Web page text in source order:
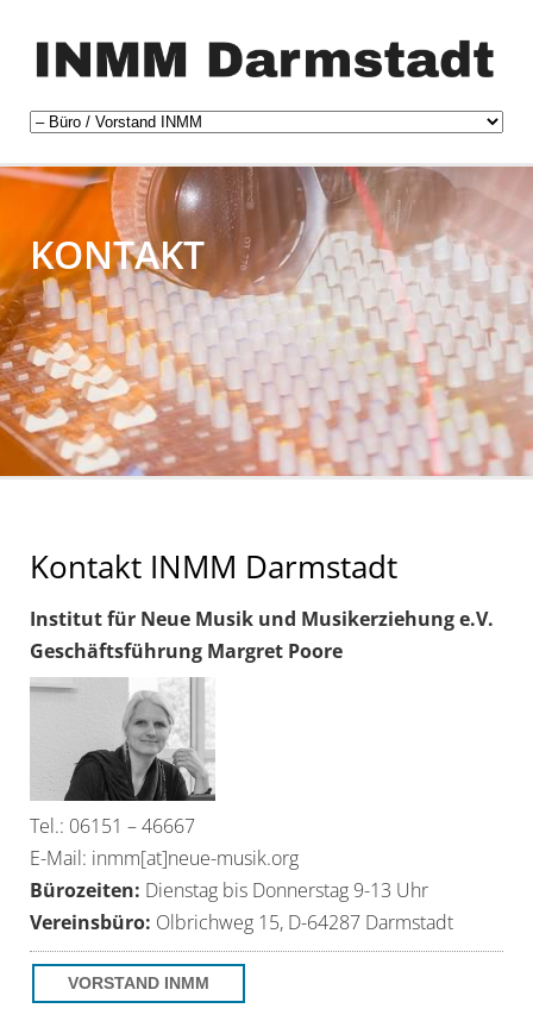
KONTAKT
Kontakt INMM Darmstadt
Institut für Neue Musik und Musikerziehung e.V.
Geschäftsführung Margret Poore
Tel.: 06151 – 46667
E-Mail: inmm[at]neue-musik.org
Bürozeiten: Dienstag bis Donnerstag 9-13 Uhr
Vereinsbüro: Olbrichweg 15, D-64287 Darmstadt
VORSTAND INMM